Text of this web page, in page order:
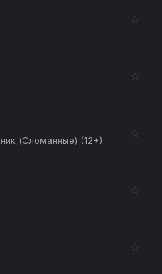
☆
☆
(Сломанные) (12+)
☆
☆
☆